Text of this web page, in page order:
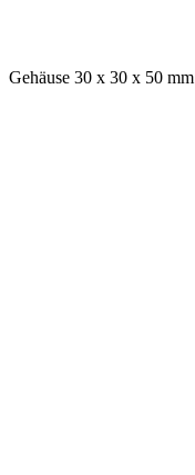
Gehäuse 30 x 30 x 50 mm